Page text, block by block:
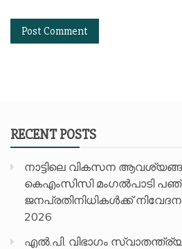
RECENT POSTS
നാട്ടിലെ വികസന
കെഎംസിസി മംഗൽപാടി
ജനപ്രതിനിധികൾക്ക്
2026
എൽ.പി. വിഭാഗം